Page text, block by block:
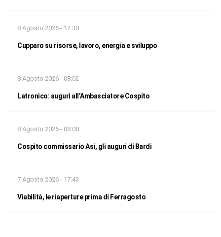
8 Agosto 2026 - 12:30
Cupparo su risorse, lavoro, energia e sviluppo
8 Agosto 2026 - 08:02
Latronico: auguri all’Ambasciatore Cospito
8 Agosto 2026 - 08:00
Cospito commissario Asi, gli auguri di Bardi
7 Agosto 2026 - 17:43
Viabilità, le riaperture prima di Ferragosto